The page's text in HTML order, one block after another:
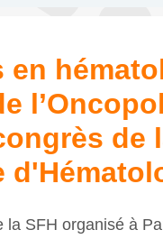
en
de
la SFH organisé à